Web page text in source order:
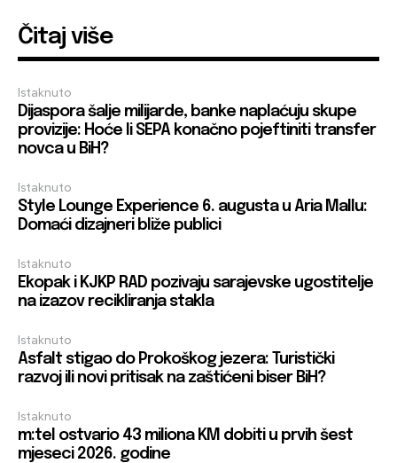
Čitaj više
Istaknuto
Dijaspora šalje milijarde, banke naplaćuju skupe
provizije: Hoće li SEPA konačno pojeftiniti transfer
novca u BiH?
Istaknuto
Style Lounge Experience 6. augusta u Aria Mallu:
Domaći dizajneri bliže publici
Istaknuto
Ekopak i KJKP RAD pozivaju sarajevske ugostitelje
na izazov recikliranja stakla
Istaknuto
Asfalt stigao do Prokoškog jezera: Turistički
razvoj ili novi pritisak na zaštićeni biser BiH?
Istaknuto
m:tel ostvario 43 miliona KM dobiti u prvih šest
mjeseci 2026. godine